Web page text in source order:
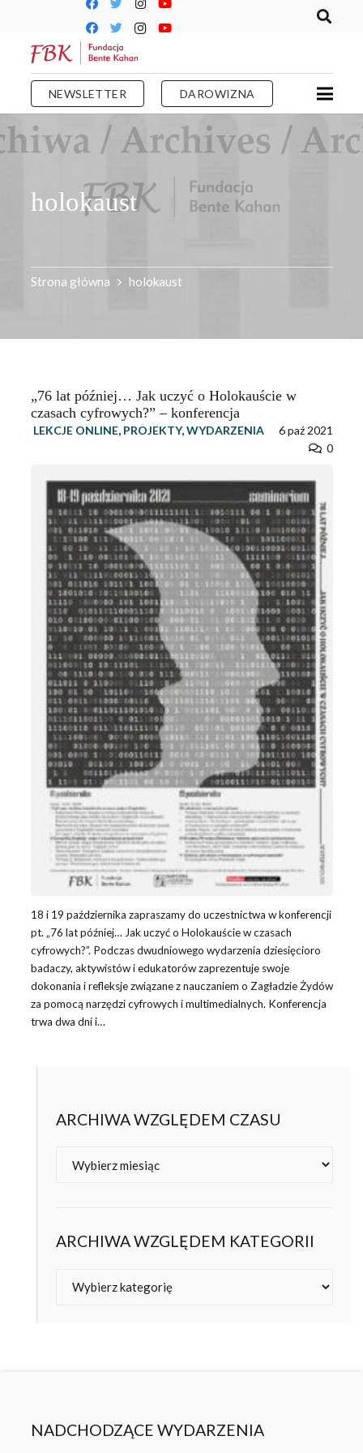
NEWSLETTER DAROWIZNA
holokaust
Strona główna holokaust
„76 lat później… Jak uczyć o Holokauście w
czasach cyfrowych?” – konferencja
LEKCJE ONLINE, PROJEKTY,WYDARZENIA
6 paź 2021
0
18 i 19 października zapraszamy do uczestnictwa w konferencji
pt. „76 lat później… Jak uczyć o Holokauście w czasach
cyfrowych?”. Podczas dwudniowego wydarzenia dziesięcioro
badaczy, aktywistów i edukatorów zaprezentuje swoje
dokonania i refleksje związane z nauczaniem o Zagładzie Żydów
za pomocą narzędzi cyfrowych i multimedialnych. Konferencja
trwa dwa dni i…
ARCHIWA WZGLĘDEM CZASU
ARCHIWA WZGLĘDEM KATEGORII
NADCHODZĄCE WYDARZENIA